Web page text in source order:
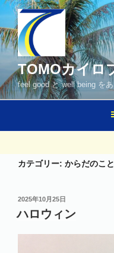
コ
テ
ン
へ
ス
プ
TOMOカイロ
feel good と well being を
カテゴリー: からだのこと
投
日:
2025年10月25日
ハロウィン